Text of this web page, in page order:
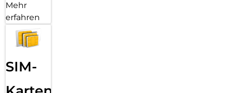
Mehr
erfahren
SIM-